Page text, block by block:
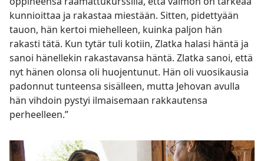
kunnioittaa ja rakastaa miestään. Sitten, pidettyään
tauon, hän kertoi miehelleen, kuinka paljon hän
rakasti tätä. Kun tytär tuli kotiin, Zlatka halasi häntä ja
sanoi hänellekin rakastavansa häntä. Zlatka sanoi, että
nyt hänen olonsa oli huojentunut. Hän oli vuosikausia
padonnut tunteensa sisälleen, mutta Jehovan avulla
hän vihdoin pystyi ilmaisemaan rakkautensa
perheelleen.”